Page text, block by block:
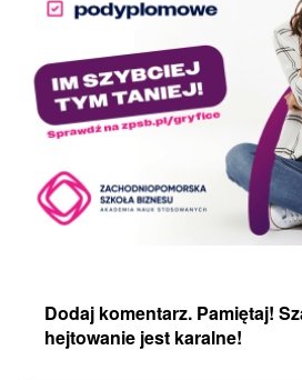
Dodaj komentarz. Pamiętaj!
hejtowanie jest karalne!